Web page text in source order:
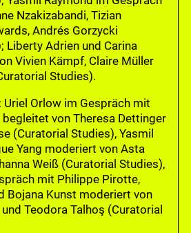
Nzakizabandi, Tizian
Andrés Gorzycki
Liberty Adrien und Carina
Vivien Kämpf, Claire Müller
Studies).
Orlow im Gespräch mit
von Theresa Dettinger
(Curatorial Studies), Yasmil
Yang moderiert von Asta
Weiß (Curatorial Studies),
mit Philippe Pirotte,
Bojana Kunst moderiert von
Teodora Talhoş (Curatorial